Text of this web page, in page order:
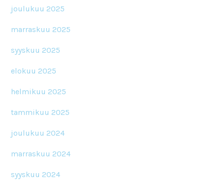
joulukuu 2025
marraskuu 2025
syyskuu 2025
elokuu 2025
helmikuu 2025
tammikuu 2025
joulukuu 2024
marraskuu 2024
syyskuu 2024